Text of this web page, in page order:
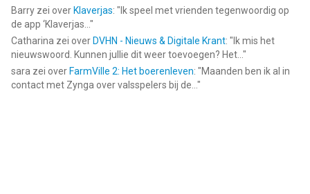
Barry zei over Klaverjas: " Ik speel met vrienden tegenwoordig op
de app ‘Klaverjas... "
Catharina zei over DVHN - Nieuws & Digitale Krant: " Ik mis het
nieuwswoord. Kunnen jullie dit weer toevoegen? Het... "
sara zei over FarmVille 2: Het boerenleven: "Maanden ben ik al in
contact met Zynga over valsspelers bij de... "